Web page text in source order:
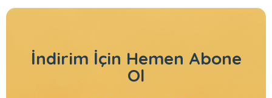
İndirim İçin Hemen Abone
Ol